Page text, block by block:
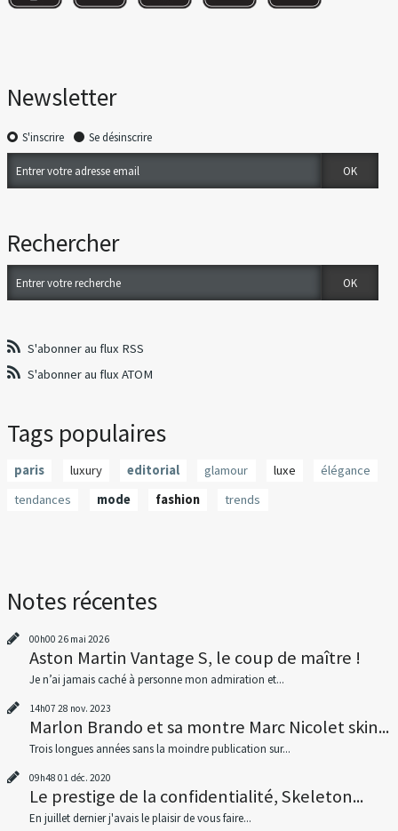
Newsletter
S'inscrire Se désinscrire
Rechercher
S'abonner au flux RSS
S'abonner au flux ATOM
Tags populaires
paris luxury editorial glamour luxe
élégance
tendances
mode fashion trends
Notes récentes
00h00 26 mai 2026
Aston Martin Vantage S, le coup de maître !
Je n’ai jamais caché à personne mon admiration et...
14h07 28 nov. 2023
Marlon Brando et sa montre Marc Nicolet skin...
Trois longues années sans la moindre publication sur...
09h48 01 déc. 2020
Le prestige de la confidentialité, Skeleton...
En juillet dernier j'avais le plaisir de vous faire...